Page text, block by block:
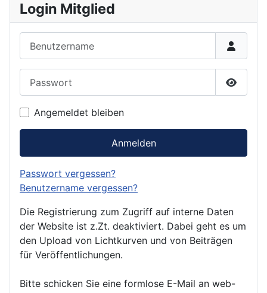
Login Mitglied
Angemeldet bleiben
Anmelden
Passwort vergessen?
Benutzername vergessen?
Die Registrierung zum Zugriff auf interne Daten
der Website ist z.Zt. deaktiviert. Dabei geht es um
den Upload von Lichtkurven und von Beiträgen
für Veröffentlichungen.
Bitte schicken Sie eine formlose E-Mail an web-